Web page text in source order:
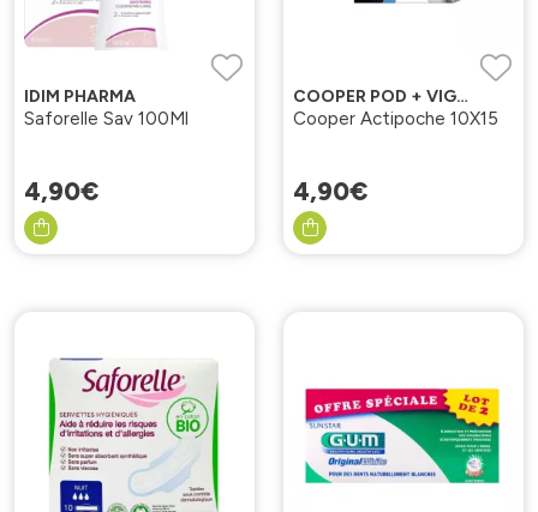
IDIM PHARMA
Saforelle Sav 100Ml
4,90€
COOPER POD + VIGNETTES
Cooper Actipoche 10X15
4,90€